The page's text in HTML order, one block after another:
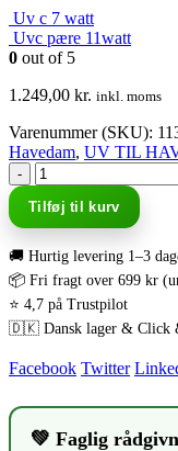
Uv c 7 watt
Uvc pære 11watt
0 out of 5
1.249,00 kr. inkl. moms
Varenummer (SKU):
Havedam, UV TIL
-
Tilføj til kurv
🚚 Hurtig levering 1–3
📦 Fri fragt over 699 kr
⭐ 4,7 på Trustpilot
🇩🇰 Dansk lager & Click
Facebook Twitter
💚 Faglig